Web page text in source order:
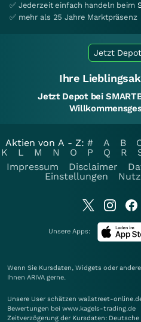
✅ Jederzeit einfach handeln beim
✅ mehr als 25 Jahre Marktpräsenz
Jetzt
Ihre
Jetzt Depot bei
Aktien von A - Z: # A B
K
L M N O P Q R
Impressum
Disclaimer
Einstellungen
Unsere Apps:
Wenn Sie Kursdaten, Widgets oder
Ihnen ARIVA gerne.
Unsere User schätzen wallstreet-
Bewertungen bei www.kagels-trading.de
Zeitverzögerung der Kursdaten: Deutsche